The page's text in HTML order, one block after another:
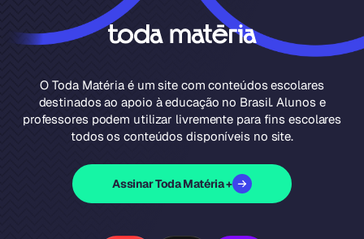
O Toda Matéria é um site com conteúdos escolares
destinados ao apoio à educação no Brasil. Alunos e
professores podem utilizar livremente para fins escolares
todos os conteúdos disponíveis no site.
Assinar Toda Matéria +